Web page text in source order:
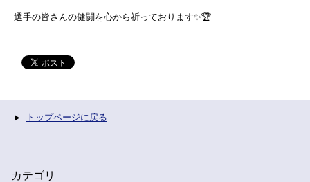
選手の皆さんの健闘を心から祈っております✨🏆
トップページに戻る
カテゴリ